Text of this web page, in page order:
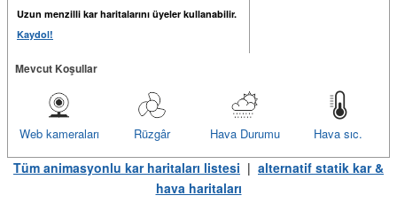
Uzun menzilli kar haritalarını üyeler kullanabilir.
Kaydol!
Mevcut Koşullar
Hava sıc.
Hava Durumu
Rüzgâr
Web kameraları
Tüm animasyonlu kar haritaları listesi | alternatif statik kar &
hava haritaları